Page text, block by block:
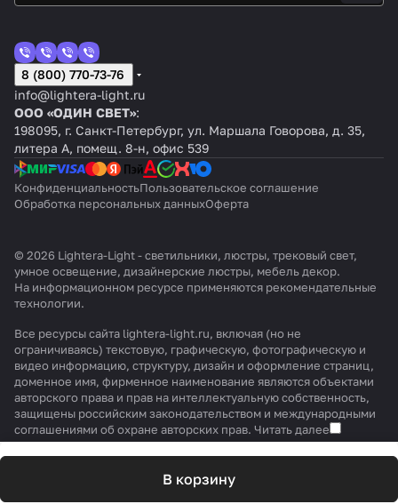
В корзину
8 (800) 770-73-76
info@lightera-light.ru
ООО «ОДИН СВЕТ»:
198095, г. Санкт-Петербург, ул. Маршала Говорова, д. 35,
литера А, помещ. 8-н, офис 539
КонфиденциальностьПользовательское соглашение
Обработка персональных данныхОферта
© 2026 Lightera-Light - светильники, люстры, трековый свет,
умное освещение, дизайнерские люстры, мебель декор.
На информационном ресурсе применяются рекомендательные
технологии.
Все ресурсы сайта lightera-light.ru, включая (но не
ограничиваясь) текстовую, графическую, фотографическую и
видео информацию, структуру, дизайн и оформление страниц,
доменное имя, фирменное наименование являются объектами
авторского права и прав на интеллектуальную собственность,
защищены российским законодательством и международными
соглашениями об охране авторских прав. Читать далее